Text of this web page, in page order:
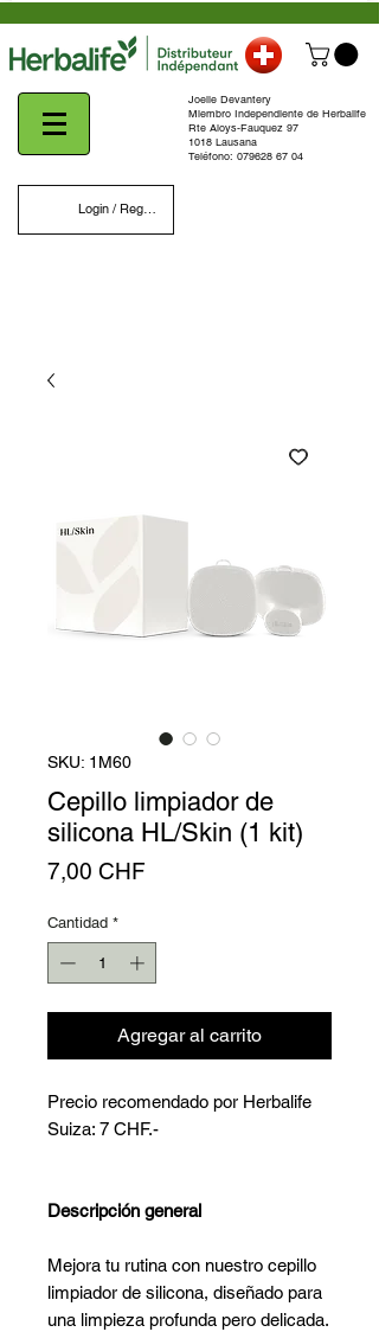
Login / Register
Joelle Devantery
Miembro Independiente de Herbalife
Rte Aloys-Fauquez 97
1018 Lausana
Teléfono: 079628 67 04
SKU: 1M60
Cepillo limpiador de
silicona HL/Skin (1 kit)
7,00 CHF
Cantidad *
Agregar al carrito
Precio recomendado por Herbalife
Suiza: 7 CHF.-
Descripción general
Mejora tu rutina con nuestro cepillo
limpiador de silicona, diseñado para
una limpieza profunda pero delicada.